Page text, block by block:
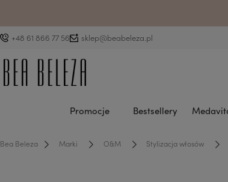
+48 61 866 77 56 sklep@beabeleza.pl
Promocje Bestsellery
Bea Beleza Marki O&M Stylizacja włosów